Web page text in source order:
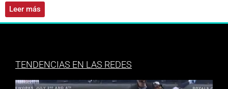
Leer más
TENDENCIAS EN LAS REDES